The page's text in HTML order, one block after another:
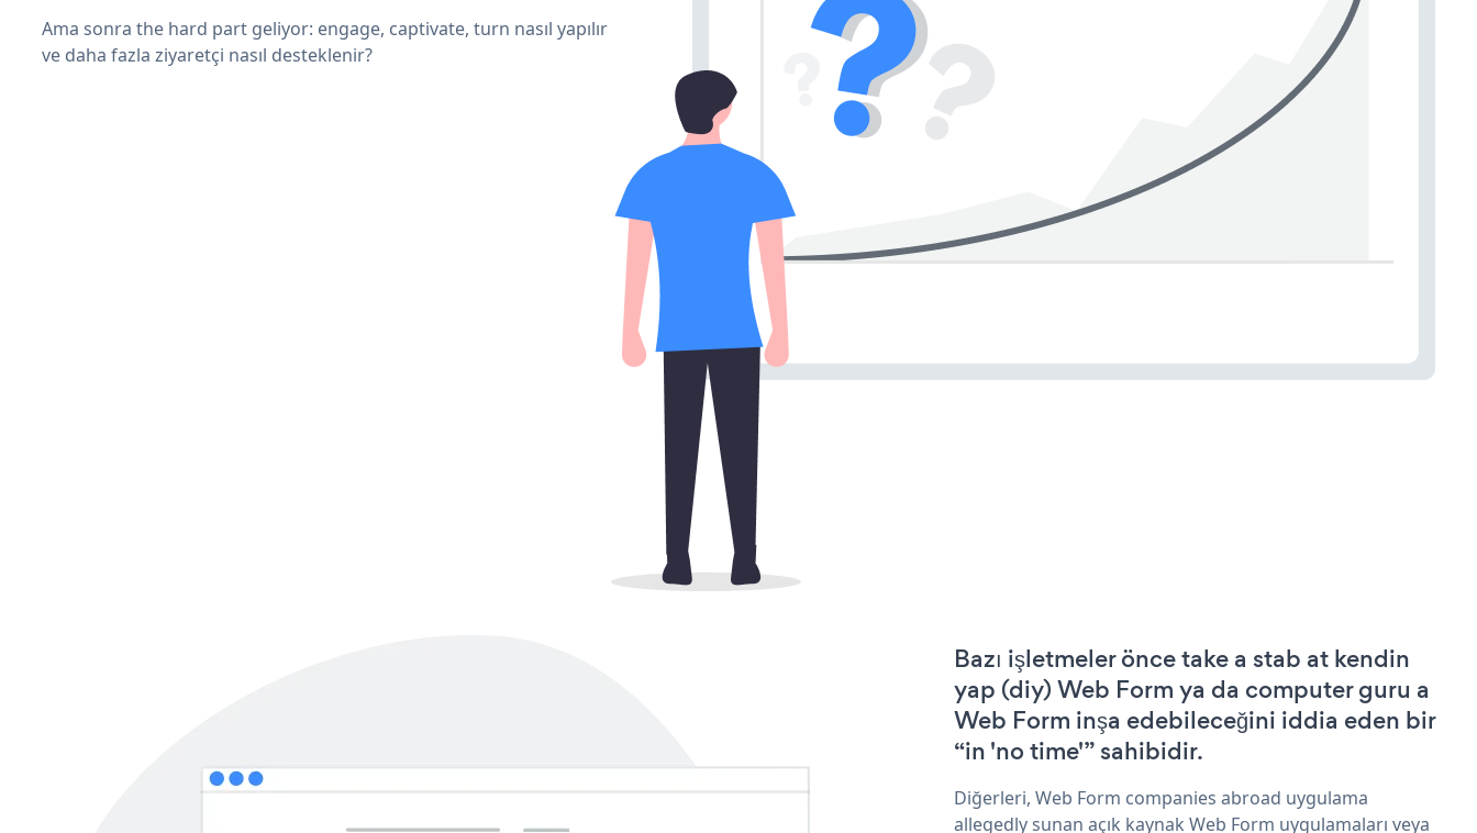
Ama sonra the hard part geliyor: engage, captivate, turn nasıl yapılır
ve daha fazla ziyaretçi nasıl desteklenir?
Bazı işletmeler önce take a stab at kendin
yap (diy) Web Form ya da computer guru a
Web Form inşa edebileceğini iddia eden bir
“in 'no time'” sahibidir.
Diğerleri, Web Form companies abroad uygulama
allegedly sunan açık kaynak Web Form uygulamaları veya